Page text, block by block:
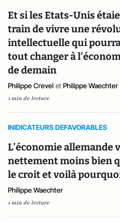
Et si les Etats-Unis
train de vivre une
intellectuelle qui
tout changer à
de demain
Philippe Crevel et Philippe Waechter
1 min de lecture
INIDICATEURS DEFAVORABLES
L’économie allemande
nettement moins bien
le croit et voilà
Philippe Waechter
1 min de lecture